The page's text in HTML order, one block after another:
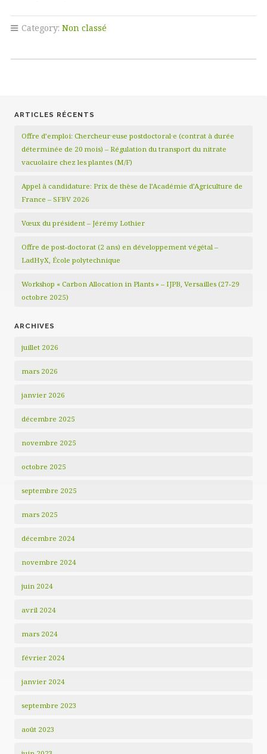
Category: Non classé
ARTICLES RÉCENTS
Offre d’emploi: Chercheur·euse postdoctoral·e (contrat à durée
déterminée de 20 mois) – Régulation du transport du nitrate
vacuolaire chez les plantes (M/F)
Appel à candidature: Prix de thèse de l’Académie d’Agriculture de
France – SFBV 2026
Vœux du président – Jérémy Lothier
Offre de post-doctorat (2 ans) en développement végétal –
LadHyX, École polytechnique
Workshop « Carbon Allocation in Plants » – IJPB, Versailles (27-29
octobre 2025)
ARCHIVES
juillet 2026
mars 2026
janvier 2026
décembre 2025
novembre 2025
octobre 2025
septembre 2025
mars 2025
décembre 2024
novembre 2024
juin 2024
avril 2024
mars 2024
février 2024
janvier 2024
septembre 2023
août 2023